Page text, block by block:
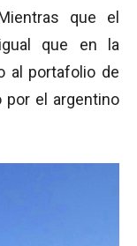
que el
que en la
al portafolio de
por el argentino